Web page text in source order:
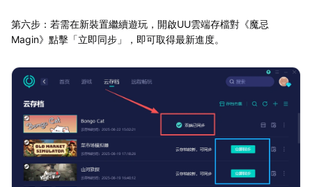
第六步：若需在新裝置繼續遊玩，開啟UU雲端存檔對《魔忌
Magin》點擊「立即同步」，即可取得最新進度。